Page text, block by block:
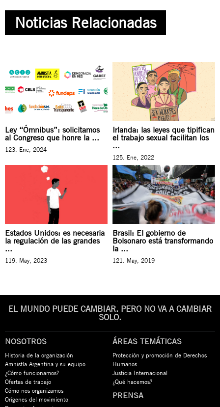
Noticias Relacionadas
Ley “Ómnibus”: solicitamos
al Congreso que honre la ...
123. Ene, 2024
Irlanda: las leyes que tipifican
el trabajo sexual facilitan los
...
125. Ene, 2022
Estados Unidos: es necesaria
la regulación de las grandes
...
119. May, 2023
Brasil: El gobierno de
Bolsonaro está transformando
la ...
121. May, 2019
EL MUNDO PUEDE CAMBIAR. PERO NO VA A CAMBIAR
SOLO.
NOSOTROS
Historia de la organización
Amnistía Argentina y su equipo
¿Cómo funcionamos?
Ofertas de trabajo
Cómo nos organizamos
Orígenes del movimiento
ÁREAS TEMÁTICAS
Protección y promoción de Derechos
Humanos
Justicia Internacional
¿Qué hacemos?
PRENSA